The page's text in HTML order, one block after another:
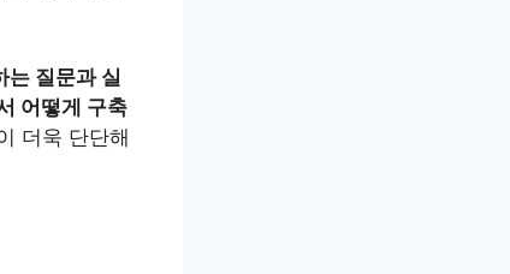
는 질문과 실
어떻게 구축
더욱 단단해